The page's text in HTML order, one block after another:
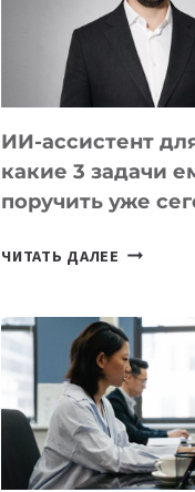
ИИ-ассистент
какие 3 задачи
поручить уже
ЧИТАТЬ ДАЛЕЕ ИИ-
БИЗНЕСА:
КАКИЕ
3
ЗАДАЧИ
ЕМУ
МОЖНО